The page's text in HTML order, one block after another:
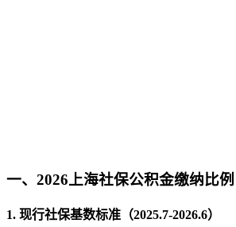
一、 2026上海社保公积金缴纳比例
1. 现行社保基数标准（2025.7-2026.6）